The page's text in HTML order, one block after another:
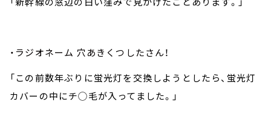
・ラジオネーム 穴あきくつしたさん！
「この前数年ぶりに蛍光灯を 交換しようとしたら、蛍光灯
カバーの中にチ◯毛が入ってました。」